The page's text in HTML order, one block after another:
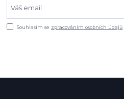
Souhlasím se zpracováním osobních údajů